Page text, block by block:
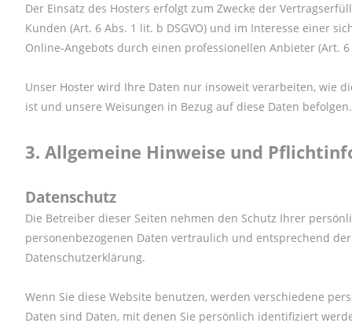
Der Einsatz des Hosters erfolgt zum Zwecke der
Kunden (Art. 6 Abs. 1 lit. b DSGVO) und im Interesse einer
Online-Angebots durch einen professionellen Anbieter (Art. 6
Unser Hoster wird Ihre Daten nur insoweit verarbeiten, wie
ist und unsere Weisungen in Bezug auf diese Daten befolgen.
3. Allgemeine Hinweise und
Datenschutz
Die Betreiber dieser Seiten nehmen den Schutz Ihrer
personenbezogenen Daten vertraulich und entsprechend
Datenschutzerklärung.
Wenn Sie diese Website benutzen, werden verschiedene
Daten sind Daten, mit denen Sie persönlich identifiziert